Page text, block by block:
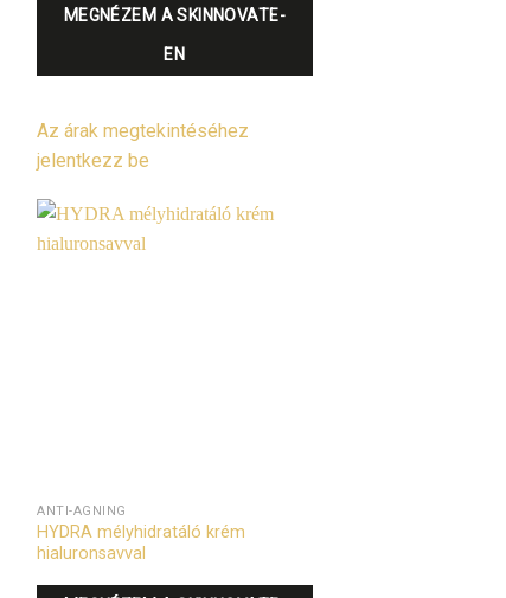
MEGNÉZEM A SKINNOVATE-
EN
Az árak megtekintéséhez
jelentkezz be
ANTI-AGNING
HYDRA mélyhidratáló krém
hialuronsavval